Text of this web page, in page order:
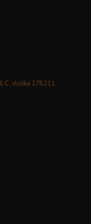
C, vložka 175211